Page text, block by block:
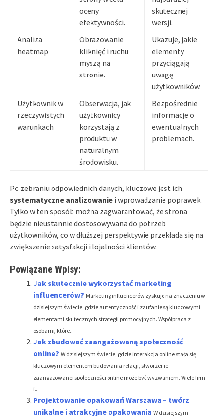
oceny
efektywności.
skutecznej
wersji.
Analiza
heatmap
Obrazowanie
kliknięć i ruchu
myszą na
stronie.
Ukazuje, jakie
elementy
przyciągają
uwagę
użytkowników.
Użytkownik w
rzeczywistych
warunkach
Obserwacja, jak
użytkownicy
korzystają z
produktu w
naturalnym
środowisku.
Bezpośrednie
informacje o
ewentualnych
problemach.
Po zebraniu odpowiednich danych, kluczowe jest ich
systematyczne analizowanie i wprowadzanie poprawek.
Tylko w ten sposób można zagwarantować, że strona
będzie nieustannie dostosowywana do potrzeb
użytkowników, co w dłuższej perspektywie przekłada się na
zwiększenie satysfakcji i lojalności klientów.
Powiązane Wpisy:
Jak skutecznie wykorzystać marketing
influencerów? Marketing influencerów zyskuje na znaczeniu w
dzisiejszym świecie, gdzie autentyczność i zaufanie są kluczowymi
elementami skutecznych strategii promocyjnych. Współpraca z
osobami, które...
Jak zbudować zaangażowaną społeczność
online? W dzisiejszym świecie, gdzie interakcja online stała się
kluczowym elementem budowania relacji, stworzenie
zaangażowanej społeczności online może być wyzwaniem. Wiele firm
i...
Projektowanie opakowań Warszawa – twórz
unikalne i atrakcyjne opakowania W dzisiejszym